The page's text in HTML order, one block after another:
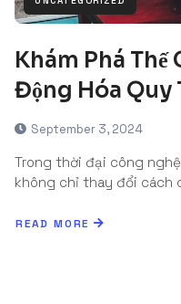
Khám Phá Thế
Động Hóa Quy
September 3, 2024
Trong thời đại công
không chỉ thay đổi cách
READ MORE